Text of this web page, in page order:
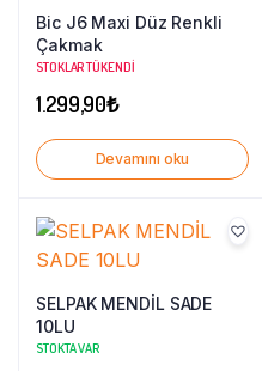
Bic J6 Maxi Düz Renkli
Çakmak
STOKLAR TÜKENDI
1.299,90₺
Devamını oku
SELPAK MENDİL SADE
10LU
STOKTA VAR